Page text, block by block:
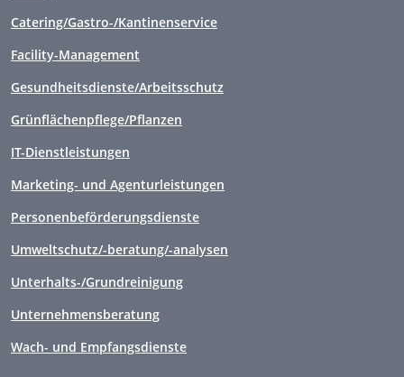
Catering/Gastro-/Kantinenservice
Facility-Management
Gesundheitsdienste/Arbeitsschutz
Grünflächenpflege/Pflanzen
IT-Dienstleistungen
Marketing- und Agenturleistungen
Personenbeförderungsdienste
Umweltschutz/-beratung/-analysen
Unterhalts-/Grundreinigung
Unternehmensberatung
Wach- und Empfangsdienste